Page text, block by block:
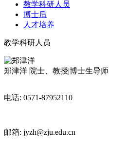
教学科研人员
博士后
人才培养
教学科研人员
郑津洋 院士、教授|博士生导师
电话: 0571-87952110
邮箱: jyzh@zju.edu.cn